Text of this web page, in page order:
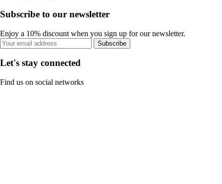
Subscribe to our newsletter
Enjoy a 10% discount when you sign up for our newsletter.
Subscribe
Let's stay connected
Find us on social networks